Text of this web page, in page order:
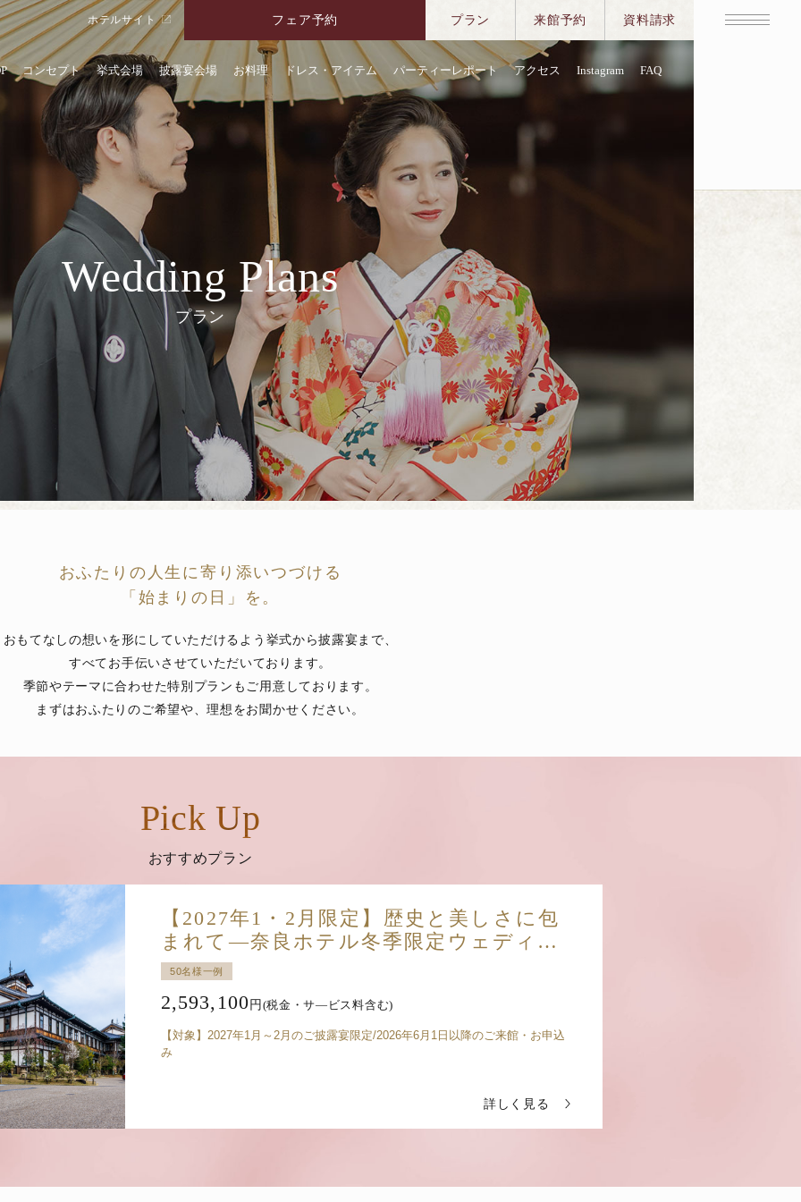
ホテルサイト フェア予約 プラン 来館予約 資料請求
コンセプト 挙式会場 披露宴会場 お料理 ドレス・アイテム パーティーレポート アクセス Instagram FAQ
プラン
Wedding Plans
おふたりの人生に寄り添いつづける
「始まりの日」を。
おもてなしの想いを形にしていただけるよう挙式から披露宴まで、
すべてお手伝いさせていただいております。
季節やテーマに合わせた特別プランもご用意しております。
まずはおふたりのご希望や、理想をお聞かせください。
Pick Up
おすすめプラン
【2027年1・2月限定】歴史と美しさに包
まれて—奈良ホテル冬季限定ウェディン
グプラン
50名様一例
2,593,100 円 (税金・サ―ビス料含む)
【対象】2027年1月～2月のご披露宴限定/2026年6月1日以降のご来館・お申込
み
詳しく見る
定】歴史と美しさに包まれて—奈良ホテル冬季限定ウェ
ディングプラン
2027年1月～2月限定
50 名様一例
2,593,100 (税金・サ―ビス料含む)
【対象】2027年1月～2月のご披露宴限定/2026
年6月1日以降のご来館・お申込み
歴史と伝統が紡がれる奈良ホテルで、特別な
冬のウェディングを叶えませんか。
2027年1・2月限定のスペシャルプランで
は、チャペル挙式と披露宴に必要なアイテム
がセットになっており、準備も安心して進め
ていただけます。
冬の奈良ホテルならではの温かいおもてなし
と美しい景色もお楽しみいただけます。
さい。
新郎新婦当日ご宿泊（朝食付）
03 会場費20％OFF 04 お料理・飲み物5％OFF
CONTACT
来館予約 資料請求
0742-88-2002
（平日 10:00～18:00／土日祝 9:30～18:30）